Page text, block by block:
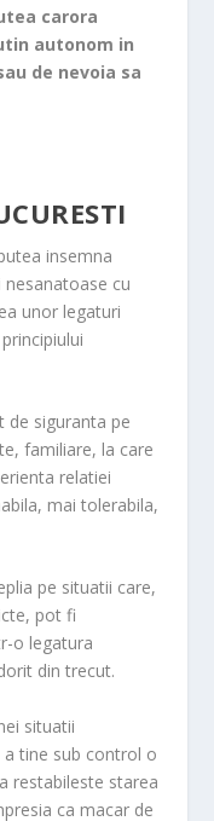
carora
autonom in
de nevoia sa
insemna
cu
unor legaturi
de siguranta pe
familiare, la care
relatiei
mai tolerabila,
pe situatii care,
pot fi
o legatura
din trecut.
situatii
tine sub control o
restabileste starea
ca macar de